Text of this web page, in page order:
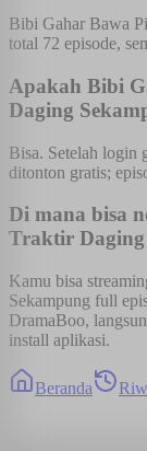
Bibi Gahar Bawa
total 72 episode,
Apakah Bibi
Daging
Bisa. Setelah login
ditonton gratis;
Di mana bisa
Traktir Daging
Kamu bisa
Sekampung full
DramaBoo,
install aplikasi.
Beranda